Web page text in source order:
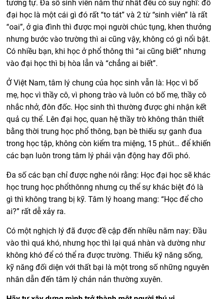
tương tự. Đa số sinh viên năm thứ nhất đều có suy nghĩ: đỗ
đại học là một cái gì đó rất “to tát” và 2 từ “sinh viên” là rất
“oai”, ở gia đình thì được mọi người chúc tụng, khen thưởng
nhưng bước vào trường thì ai cũng vậy, không có gì nổi bật.
Có nhiều bạn, khi học ở phổ thông thì “ai cũng biết” nhưng
vào đại học thì bị hòa lẫn và “chẳng ai biết”.
Ở Việt Nam, tâm lý chung của học sinh vẫn là: Học vì bố
mẹ, học vì thầy cô, vì phong trào và luôn có bố mẹ, thầy cô
nhắc nhở, đôn đốc. Học sinh thì thường được ghi nhận kết
quả cụ thể. Lên đại học, quan hệ thầy trò không thân thiết
bằng thời trung học phổ thông, bạn bè thiếu sự ganh đua
trong học tập, không còn kiểm tra miệng, 15 phút… để khiến
các bạn luôn trong tâm lý phải vận động hay đối phó.
Đa số các bạn chỉ được nghe nói rằng: Học đại học sẽ khác
học trung học phổthônng nhưng cụ thể sự khác biệt đó là
gì thì không trang bị kỹ. Tâm lý hoang mang: “Học để cho
ai?” rất dễ xảy ra.
Có một nghịch lý đã được đề cập đến nhiều năm nay: Đầu
vào thì quá khó, nhưng học thì lại quá nhàn và dường như
không khó để có thể ra được trường. Thiếu kỹ năng sống,
kỹ năng đối diện với thất bại là một trong số những nguyên
nhân dẫn đến tâm lý chản nản thường xuyên.